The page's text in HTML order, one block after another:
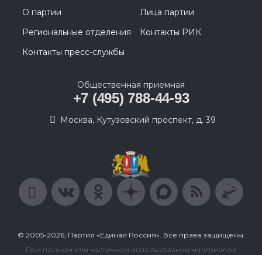
О партии
Лица партии
Региональные отделения
Контакты РИК
Контакты пресс-службы
Общественная приемная
+7 (495) 788-44-93
Москва, Кутузовский проспект, д. 39
© 2005-2026, Партия «Единая Россия». Все права защищены.
При полном или частичном использовании материалов